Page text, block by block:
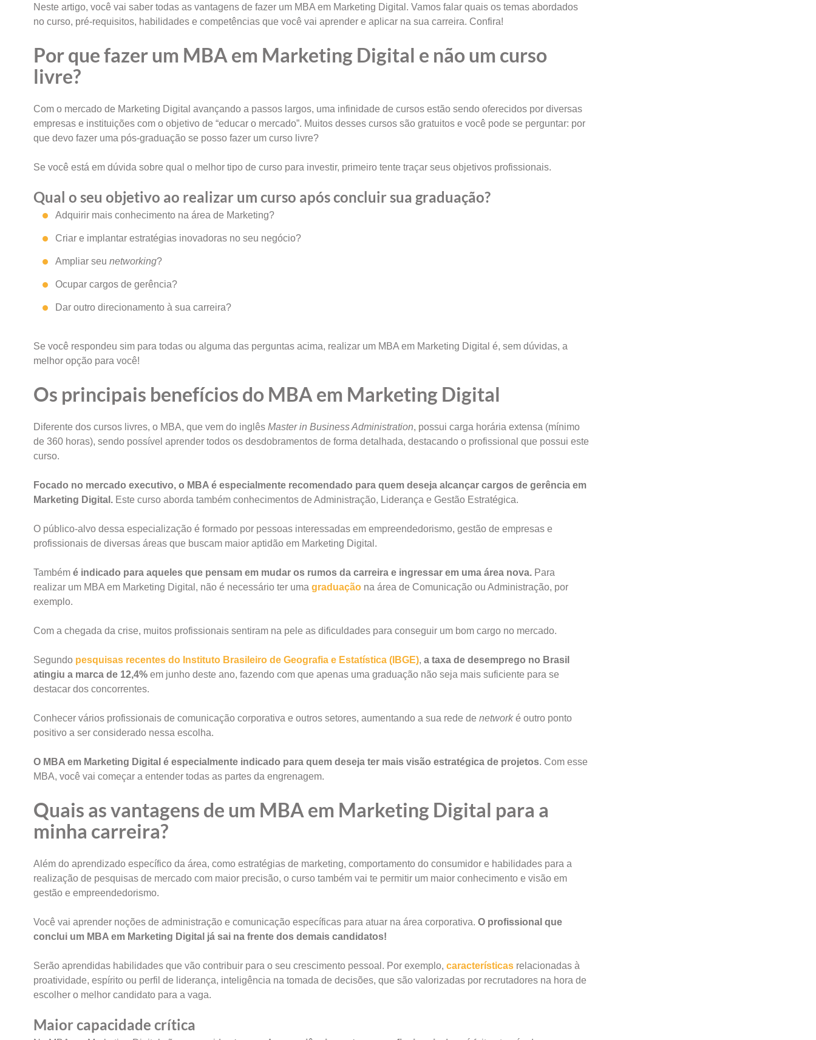
Neste artigo, você vai saber todas as vantagens de fazer um MBA em Marketing Digital. Vamos falar quais os temas abordados
no curso, pré-requisitos, habilidades e competências que você vai aprender e aplicar na sua carreira. Confira!
Por que fazer um MBA em Marketing Digital e não um curso
livre?
Com o mercado de Marketing Digital avançando a passos largos, uma infinidade de cursos estão sendo oferecidos por diversas
empresas e instituições com o objetivo de “educar o mercado”. Muitos desses cursos são gratuitos e você pode se perguntar: por
que devo fazer uma pós-graduação se posso fazer um curso livre?
Se você está em dúvida sobre qual o melhor tipo de curso para investir, primeiro tente traçar seus objetivos profissionais.
Qual o seu objetivo ao realizar um curso após concluir sua graduação?
Adquirir mais conhecimento na área de Marketing?
Criar e implantar estratégias inovadoras no seu negócio?
Ampliar seu networking?
Ocupar cargos de gerência?
Dar outro direcionamento à sua carreira?
Se você respondeu sim para todas ou alguma das perguntas acima, realizar um MBA em Marketing Digital é, sem dúvidas, a
melhor opção para você!
Os principais benefícios do MBA em Marketing Digital
Diferente dos cursos livres, o MBA, que vem do inglês Master in Business Administration, possui carga horária extensa (mínimo
de 360 horas), sendo possível aprender todos os desdobramentos de forma detalhada, destacando o profissional que possui este
curso.
Focado no mercado executivo, o MBA é especialmente recomendado para quem deseja alcançar cargos de gerência em
Marketing Digital. Este curso aborda também conhecimentos de Administração, Liderança e Gestão Estratégica.
O público-alvo dessa especialização é formado por pessoas interessadas em empreendedorismo, gestão de empresas e
profissionais de diversas áreas que buscam maior aptidão em Marketing Digital.
Também é indicado para aqueles que pensam em mudar os rumos da carreira e ingressar em uma área nova. Para
realizar um MBA em Marketing Digital, não é necessário ter uma graduação na área de Comunicação ou Administração, por
exemplo.
Com a chegada da crise, muitos profissionais sentiram na pele as dificuldades para conseguir um bom cargo no mercado.
Segundo pesquisas recentes do Instituto Brasileiro de Geografia e Estatística (IBGE), a taxa de desemprego no Brasil
atingiu a marca de 12,4% em junho deste ano, fazendo com que apenas uma graduação não seja mais suficiente para se
destacar dos concorrentes.
Conhecer vários profissionais de comunicação corporativa e outros setores, aumentando a sua rede de networké outro ponto
positivo a ser considerado nessa escolha.
O MBA em Marketing Digital é especialmente indicado para quem deseja ter mais visão estratégica de projetos. Com esse
MBA, você vai começar a entender todas as partes da engrenagem.
Quais as vantagens de um MBA em Marketing Digital para a
minha carreira?
Além do aprendizado específico da área, como estratégias de marketing, comportamento do consumidor e habilidades para a
realização de pesquisas de mercado com maior precisão, o curso também vai te permitir um maior conhecimento e visão em
gestão e empreendedorismo.
Você vai aprender noções de administração e comunicação específicas para atuar na área corporativa. O profissional que
conclui um MBA em Marketing Digital já sai na frente dos demais candidatos!
Serão aprendidas habilidades que vão contribuir para o seu crescimento pessoal. Por exemplo, características relacionadas à
proatividade, espírito ou perfil de liderança, inteligência na tomada de decisões, que são valorizadas por recrutadores na hora de
escolher o melhor candidato para a vaga.
Maior capacidade crítica